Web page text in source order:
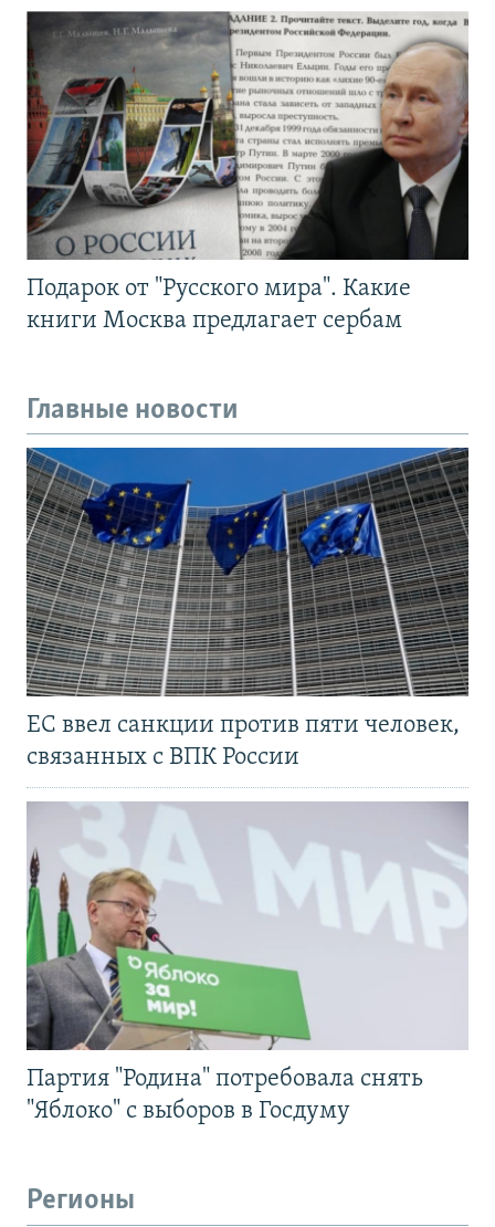
Подарок от "Русского мира". Какие
книги Москва предлагает сербам
Главные новости
ЕС ввел санкции против пяти человек,
связанных с ВПК России
Партия "Родина" потребовала снять
"Яблоко" с выборов в Госдуму
Регионы